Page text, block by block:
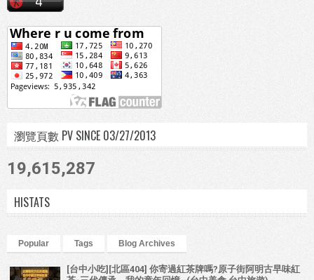
瀏覽頁數 PV SINCE 03/27/2013
19,615,287
HISTATS
Popular Tags Blog Archives
[台中小吃][北區404] 你寄過紅茶牌嗎?原子街阿明古早味紅